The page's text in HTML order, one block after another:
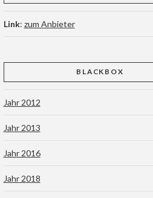
Link: zum Anbieter
BLACKBOX
Jahr 2012
Jahr 2013
Jahr 2016
Jahr 2018